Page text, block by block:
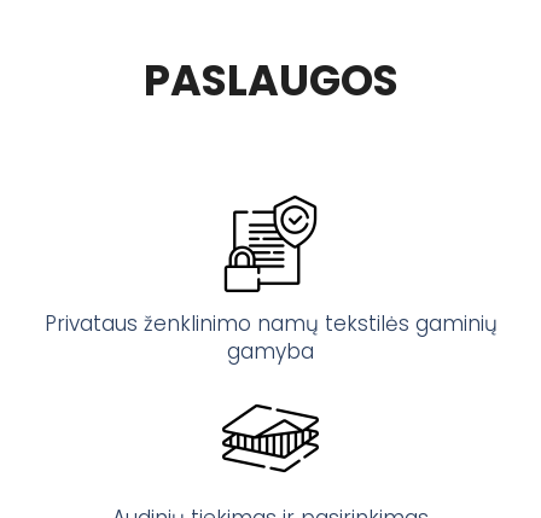
PASLAUGOS
Privataus ženklinimo namų tekstilės gaminių
gamyba